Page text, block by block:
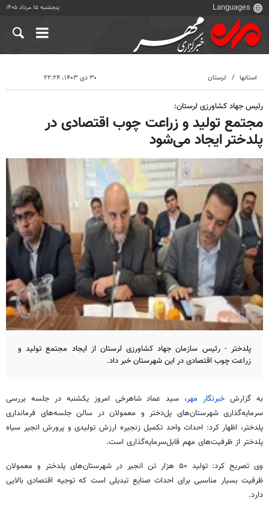
پنجشنبه ۱۵ مرداد ۱۴۰۵
استانها لرستان ۳۰ دی ۱۴۰۳، ۲۲:۲۴
رئیس جهاد کشاورزی لرستان:
مجتمع تولید و زراعت چوب اقتصادی در
پلدختر ایجاد می‌شود
پلدختر - رئیس سازمان جهاد کشاورزی لرستان از ایجاد مجتمع تولید و
زراعت چوب اقتصادی در این شهرستان خبر داد.
به گزارش خبرنگار مهر، سید عماد شاهرخی امروز یکشنبه در جلسه بررسی
سرمایه‌گذاری شهرستان‌های پل‌دختر و معمولان در سالن جلسه‌های فرمانداری
پلدختر، اظهار کرد: احداث واحد تکمیل زنجیره ارزش تولیدی و پرورش انجیر سیاه
پلدختر از ظرفیت‌های مهم قابل‌سرمایه‌گذاری است.
وی تصریح کرد: تولید ۵۰ هزار تن انجیر در شهرستان‌های پلدختر و معمولان
ظرفیت بسیار مناسبی برای احداث صنایع تبدیلی است که توجیه اقتصادی بالایی
دارد.